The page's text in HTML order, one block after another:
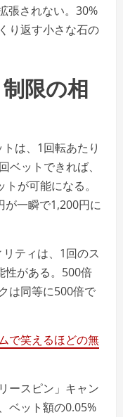
張されない。30%
り返す小さな石の
限の相
は、1回転あたり
ベットできれば、
が可能になる。
が一瞬で1,200円に
ティは、1回のス
性がある。500倍
は同等に500倍で
で笑えるほどの無
ースピン」キャン
ベット額の0.05%